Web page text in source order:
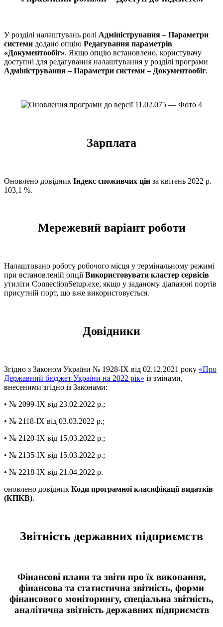
У розділі налаштувань ролі Адміністрування – Параметри
системи додано опцію Редагування параметрів
«Документообіг». Якщо опцію встановлено, користувачу
доступні для редагування налаштування у розділі програми
Адміністрування – Параметри системи – Документообіг.
Зарплата
Оновлено довідник Індекс споживчих цін за квітень 2022 р. –
103,1 %.
Мережевий варіант роботи
Налаштовано роботу робочого місця у термінальному режимі
при встановленій опціїВикористовувати кластер сервісів
утиліти ConnectionSetup.exe, якщо у заданому діапазоні портів
присутній порт, що вже використовується.
Довідники
Згідно з Законом України № 1928-IX від 02.12.2021 року «Про
Державний бюджет України на 2022 рік» із змінами,
внесеними згідно із Законами:
• № 2099-IX від 23.02.2022 р.;
• № 2118-IX від 03.03.2022 р.;
• № 2120-IX від 15.03.2022 р.;
• № 2135-IX від 15.03.2022 р.;
• № 2218-IX від 21.04.2022 р.
оновлено довідник Коди програмної класифікації видатків
(КПКВ).
Звітність державних підприємств
Фінансові плани та звіти про їх виконання,
фінансова та статистична звітність, форми
фінансового моніторингу, спеціальна звітність,
аналітична звітність державних підприємств